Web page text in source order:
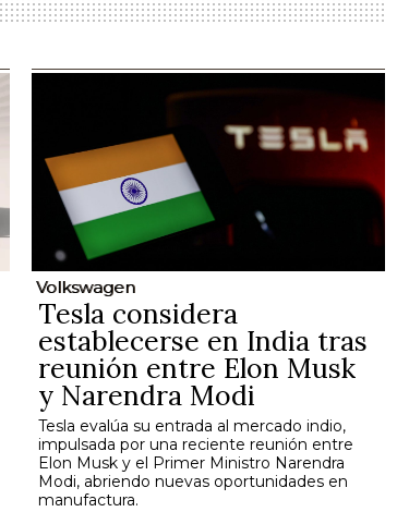
Volkswagen
Tesla considera
establecerse en India tras
reunión entre Elon Musk
y Narendra Modi
Tesla evalúa su entrada al mercado indio,
impulsada por una reciente reunión entre
Elon Musk y el Primer Ministro Narendra
Modi, abriendo nuevas oportunidades en
manufactura.